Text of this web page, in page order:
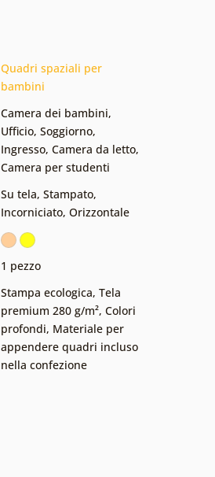
Quadri spaziali per
bambini
Camera dei bambini,
Ufficio, Soggiorno,
Ingresso, Camera da letto,
Camera per studenti
Su tela, Stampato,
Incorniciato, Orizzontale
1 pezzo
Stampa ecologica, Tela
premium 280 g/m², Colori
profondi, Materiale per
appendere quadri incluso
nella confezione